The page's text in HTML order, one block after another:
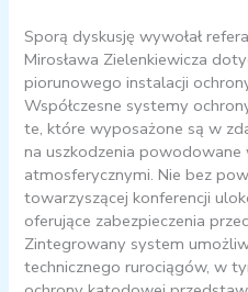
Sporą dyskusję wywołał
Mirosława Zielenkiewicza
piorunowego instalacji
Współczesne systemy
te, które wyposażone są w
na uszkodzenia powodowane
atmosferycznymi. Nie bez
towarzyszącej konferencji
oferujące zabezpieczenia
Zintegrowany system
technicznego rurociągów, w